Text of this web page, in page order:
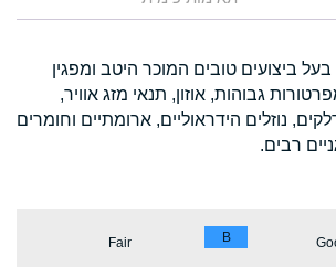
בעל ביצועים טובים המוכר היטב ומפגין
גבוהות, אוזון, תנאי מזג אוויר,
נוזלים הידראוליים, ארומתיים וחומרים
רבים.
B
Fair